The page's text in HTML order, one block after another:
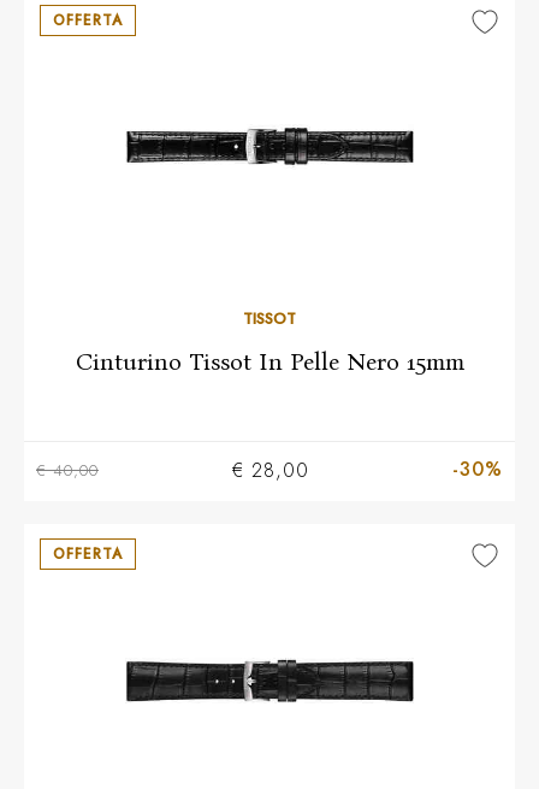
OFFERTA
TISSOT
Cinturino Tissot In Pelle Nero 15mm
€ 40,00 € 28,00 -30%
OFFERTA